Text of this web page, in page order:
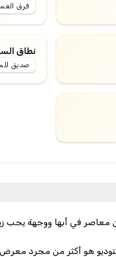
فرق
نطاق
صديق
في أبها ووجهة يجب
هو أكثر من مجرد